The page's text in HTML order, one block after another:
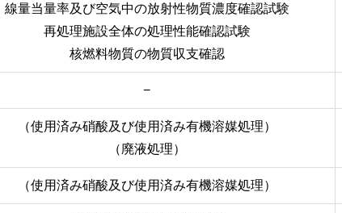
線量当量率及び空気中の放射性物質濃度確認試験
再処理施設全体の処理性能確認試験
核燃料物質の物質収支確認
−
（使用済み硝酸及び使用済み有機溶媒処理）
（廃液処理）
（使用済み硝酸及び使用済み有機溶媒処理）